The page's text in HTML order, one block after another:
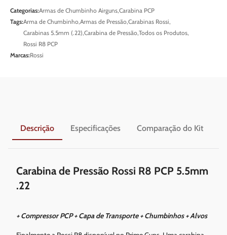
Categorias:Armas de Chumbinho Airguns,Carabina PCP
Tags:Arma de Chumbinho,Armas de Pressão,Carabinas Rossi,
Carabinas 5.5mm (.22),Carabina de Pressão,Todos os Produtos,
Rossi R8 PCP
Marcas:Rossi
Descrição Especificações Comparação do Kit
Carabina de Pressão Rossi R8 PCP 5.5mm
.22
+ Compressor PCP + Capa de Transporte + Chumbinhos + Alvos